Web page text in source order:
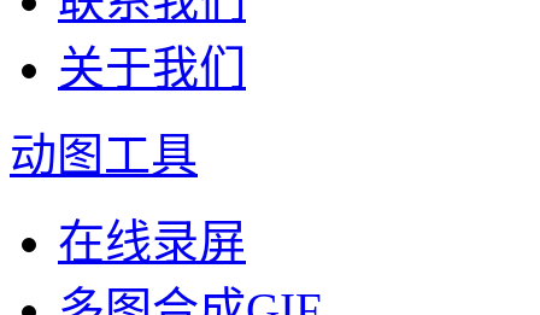
关于我们
动图工具
在线录屏